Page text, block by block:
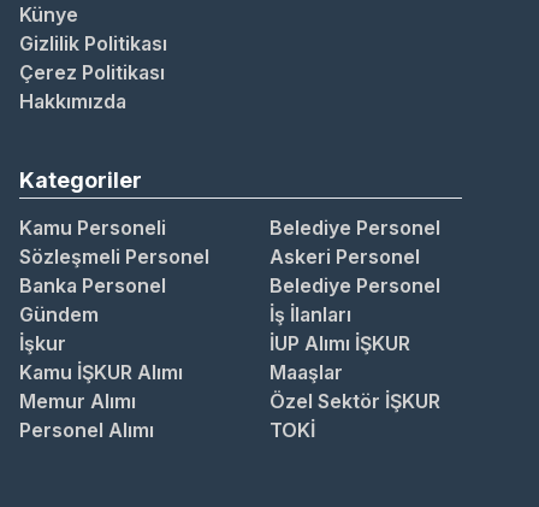
Künye
Gizlilik Politikası
Çerez Politikası
Hakkımızda
Kategoriler
Kamu Personeli
Belediye Personel
Sözleşmeli Personel
Askeri Personel
Banka Personel
Belediye Personel
Gündem
İş İlanları
İşkur
İUP Alımı İŞKUR
Kamu İŞKUR Alımı
Maaşlar
Memur Alımı
Özel Sektör İŞKUR
Personel Alımı
TOKİ